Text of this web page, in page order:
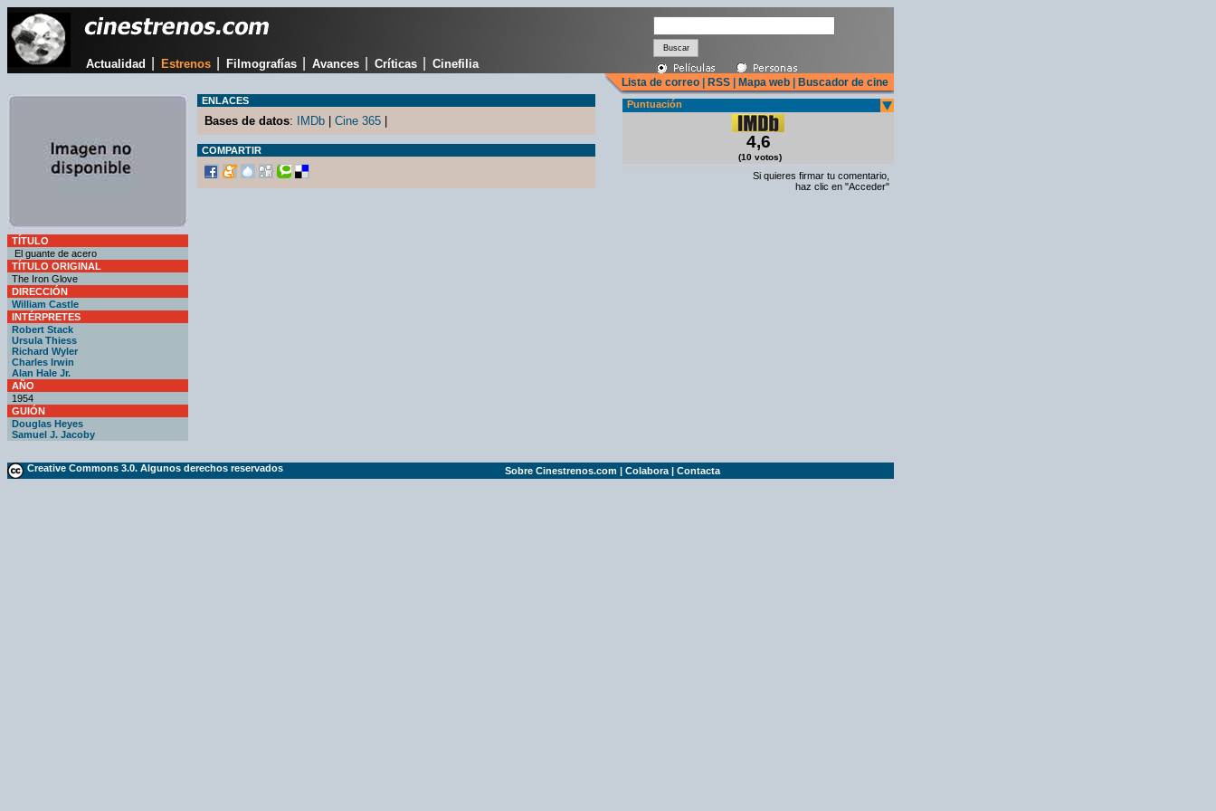
Actualidad Estrenos Filmografías Avances Críticas Cinefilia
Lista de correo RSS Mapa web Buscador de cine
TÍTULO
El guante de acero
TÍTULO ORIGINAL
The Iron Glove
DIRECCIÓN
William Castle
INTÉRPRETES
Robert Stack
Ursula Thiess
Richard Wyler
Charles Irwin
Alan Hale Jr.
AÑO
1954
GUIÓN
Douglas Heyes
Samuel J. Jacoby
ENLACES
Bases de datos: IMDb Cine 365
COMPARTIR
Puntuación
4,6
(10 votos)
Si quieres firmar tu comentario,
haz clic en "Acceder"
Creative Commons 3.0. Algunos derechos reservados Sobre Cinestrenos.com | Colabora | Contacta